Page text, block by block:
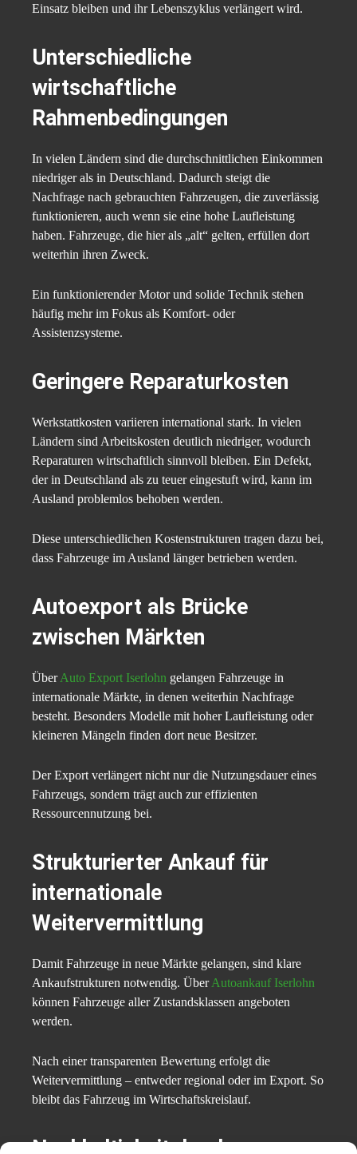
Einsatz bleiben und ihr Lebenszyklus verlängert wird.
Unterschiedliche
wirtschaftliche
Rahmenbedingungen
In vielen Ländern sind die durchschnittlichen Einkommen
niedriger als in Deutschland. Dadurch steigt die
Nachfrage nach gebrauchten Fahrzeugen, die zuverlässig
funktionieren, auch wenn sie eine hohe Laufleistung
haben. Fahrzeuge, die hier als „alt“ gelten, erfüllen dort
weiterhin ihren Zweck.
Ein funktionierender Motor und solide Technik stehen
häufig mehr im Fokus als Komfort- oder
Assistenzsysteme.
Geringere Reparaturkosten
Werkstattkosten variieren international stark. In vielen
Ländern sind Arbeitskosten deutlich niedriger, wodurch
Reparaturen wirtschaftlich sinnvoll bleiben. Ein Defekt,
der in Deutschland als zu teuer eingestuft wird, kann im
Ausland problemlos behoben werden.
Diese unterschiedlichen Kostenstrukturen tragen dazu bei,
dass Fahrzeuge im Ausland länger betrieben werden.
Autoexport als Brücke
zwischen Märkten
ÜberAuto Export Iserlohn gelangen Fahrzeuge in
internationale Märkte, in denen weiterhin Nachfrage
besteht. Besonders Modelle mit hoher Laufleistung oder
kleineren Mängeln finden dort neue Besitzer.
Der Export verlängert nicht nur die Nutzungsdauer eines
Fahrzeugs, sondern trägt auch zur effizienten
Ressourcennutzung bei.
Strukturierter Ankauf für
internationale
Weitervermittlung
Damit Fahrzeuge in neue Märkte gelangen, sind klare
Ankaufstrukturen notwendig. ÜberAutoankauf Iserlohn
können Fahrzeuge aller Zustandsklassen angeboten
werden.
Nach einer transparenten Bewertung erfolgt die
Weitervermittlung – entweder regional oder im Export. So
bleibt das Fahrzeug im Wirtschaftskreislauf.
Nachhaltigkeit durch